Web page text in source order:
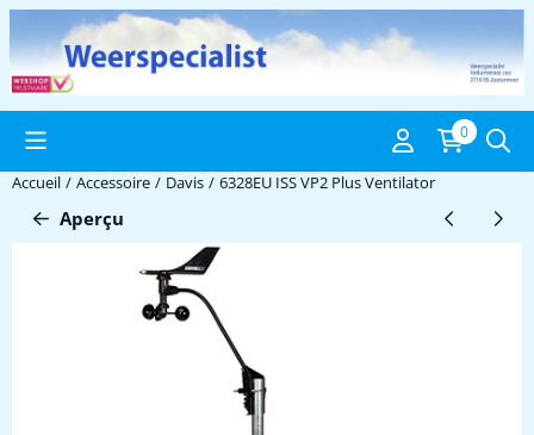
Préférences de cookies disponibles. Choisissez les paramètres
0
Accueil / Accessoire / Davis / 6328EU ISS VP2 Plus Ventilator
Aperçu